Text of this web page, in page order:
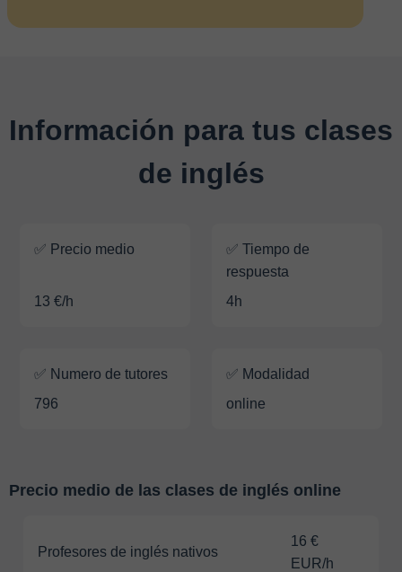
Información para tus clases
de inglés
✅ Precio medio
13 €/h
✅ Tiempo de
respuesta
4h
✅ Numero de tutores
796
✅ Modalidad
online
Precio medio de las clases de inglés online
Profesores de inglés nativos
16 €
EUR/h